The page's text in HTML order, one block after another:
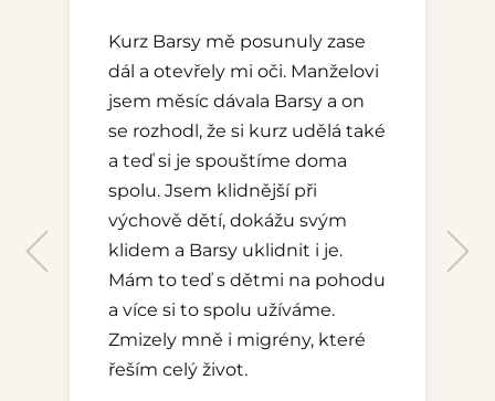
Kurz Barsy mě posunuly zase
dál a otevřely mi oči. Manželovi
jsem měsíc dávala Barsy a on
se rozhodl, že si kurz udělá také
a teď si je spouštíme doma
spolu. Jsem klidnější při
výchově dětí, dokážu svým
klidem a Barsy uklidnit i je.
Mám to teď s dětmi na pohodu
a více si to spolu užíváme.
Zmizely mně i migrény, které
řeším celý život.
Denisa Sasínová
Monika Maderová